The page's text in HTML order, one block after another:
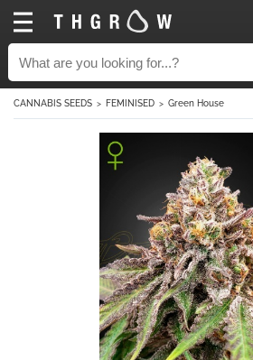
CANNABIS SEEDS FEMINISED Green House